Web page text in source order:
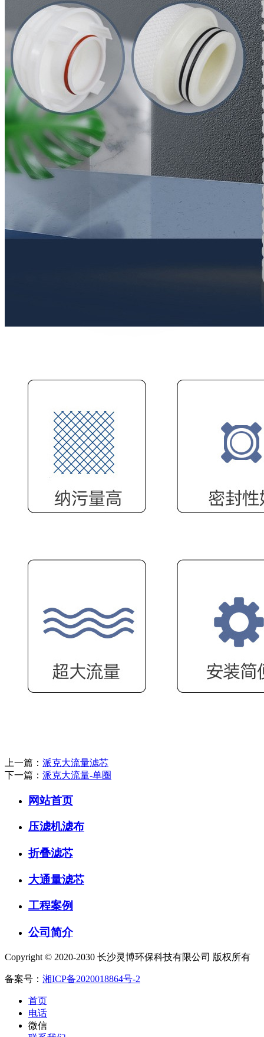
上一篇： 派克大流量滤芯
下一篇： 派克大流量-单圈
网站首页
压滤机滤布
折叠滤芯
大通量滤芯
工程案例
公司简介
Copyright © 2020-2030 长沙灵博环保科技有限公司 版权所有
备案号： 湘ICP备2020018864号-2
首页
电话
微信